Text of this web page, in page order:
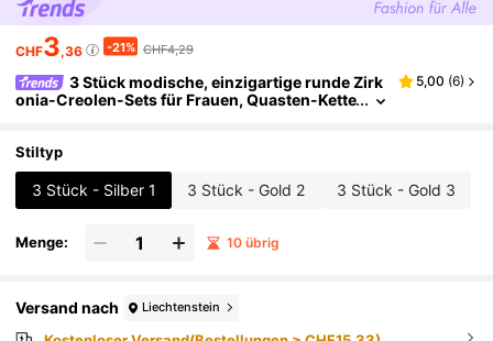
CHF3,36 -21% CHF4,29
3 Stück modische, einzigartige runde Zirk
onia-Creolen-Sets für Frauen, Quasten-Kette
5,00 (6)
Stiltyp
3 Stück - Silber 1 3 Stück - Gold 2 3 Stück - Gold 3
Menge: 10 übrig
Versand nach Liechtenstein